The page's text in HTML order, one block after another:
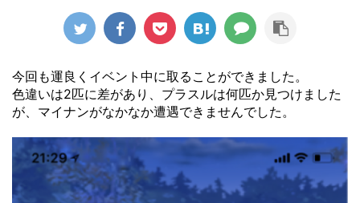
今回も運良くイベント中に取ることができました。
色違いは2匹に差があり、プラスルは何匹か見つけました
が、マイナンがなかなか遭遇できませんでした。